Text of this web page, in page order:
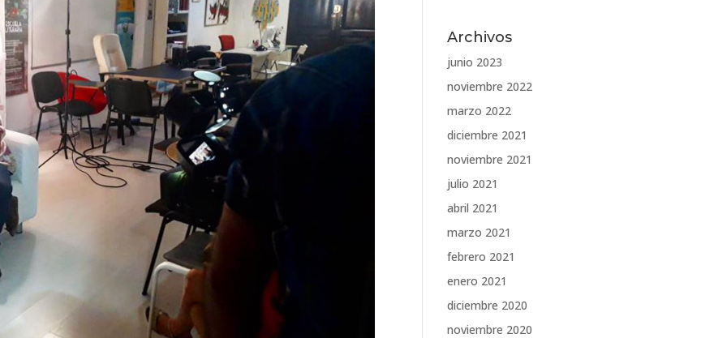
Archivos
junio 2023
noviembre 2022
marzo 2022
diciembre 2021
noviembre 2021
julio 2021
abril 2021
marzo 2021
febrero 2021
enero 2021
diciembre 2020
noviembre 2020